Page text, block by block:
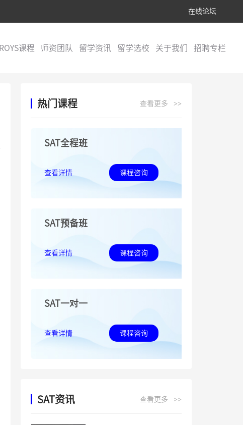
在线论坛
ROYS课程 师资团队 留学资讯 留学选校 关于我们 招聘专栏
热门课程 查看更多 >>
SAT全程班
查看详情 课程咨询
SAT预备班
查看详情 课程咨询
SAT一对一
查看详情 课程咨询
SAT资讯 查看更多 >>